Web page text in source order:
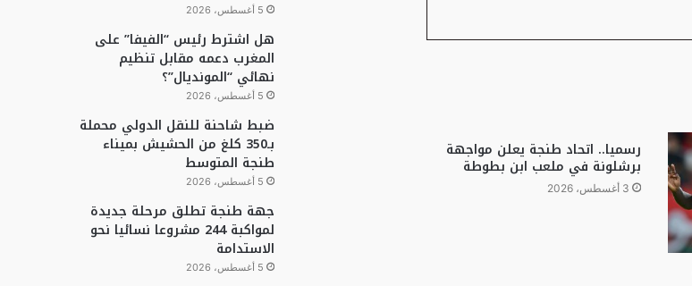
رسميا.. اتحاد طنجة يعلن مواجهة
برشلونة في ملعب ابن بطوطة
3 أغسطس، 2026
5 أغسطس، 2026
هل اشترط رئيس “الفيفا” على
المغرب دعمه مقابل تنظيم
نهائي “المونديال”؟
5 أغسطس، 2026
ضبط شاحنة للنقل الدولي محملة
بـ350 كلغ من الحشيش بميناء
طنجة المتوسط
5 أغسطس، 2026
جهة طنجة تطلق مرحلة جديدة
لمواكبة 244 مشروعا نسائيا نحو
الاستدامة
5 أغسطس، 2026